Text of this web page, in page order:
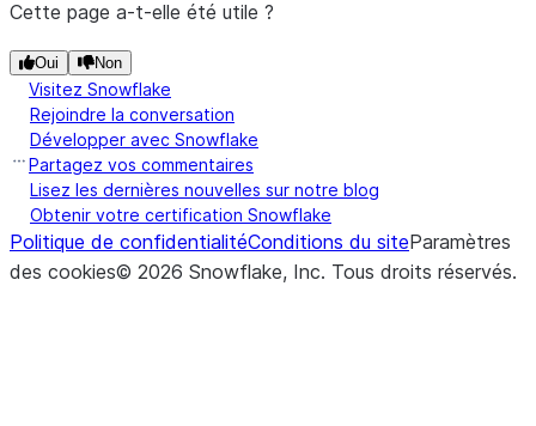
Cette page a-t-elle été utile ?
Oui Non
Visitez Snowflake
Rejoindre la conversation
Développer avec Snowflake
Partagez vos commentaires
Lisez les dernières nouvelles sur notre blog
Obtenir votre certification Snowflake
Politique de confidentialitéConditions du siteParamètres
des cookies© 2026 Snowflake, Inc. Tous droits réservés.